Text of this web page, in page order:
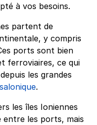
à vos besoins.
partent de
y compris
ports sont bien
ferroviaires, ce qui
les grandes
.
les îles Ioniennes
les ports, mais